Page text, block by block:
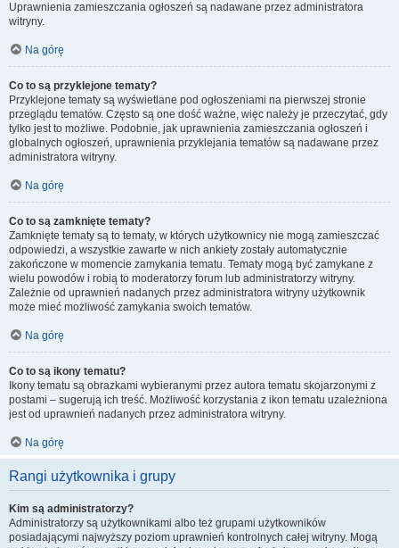
Uprawnienia zamieszczania ogłoszeń są nadawane przez administratora
witryny.
Na górę
Co to są przyklejone tematy?
Przyklejone tematy są wyświetlane pod ogłoszeniami na pierwszej stronie
przeglądu tematów. Często są one dość ważne, więc należy je przeczytać, gdy
tylko jest to możliwe. Podobnie, jak uprawnienia zamieszczania ogłoszeń i
globalnych ogłoszeń, uprawnienia przyklejania tematów są nadawane przez
administratora witryny.
Na górę
Co to są zamknięte tematy?
Zamknięte tematy są to tematy, w których użytkownicy nie mogą zamieszczać
odpowiedzi, a wszystkie zawarte w nich ankiety zostały automatycznie
zakończone w momencie zamykania tematu. Tematy mogą być zamykane z
wielu powodów i robią to moderatorzy forum lub administratorzy witryny.
Zależnie od uprawnień nadanych przez administratora witryny użytkownik
może mieć możliwość zamykania swoich tematów.
Na górę
Co to są ikony tematu?
Ikony tematu są obrazkami wybieranymi przez autora tematu skojarzonymi z
postami – sugerują ich treść. Możliwość korzystania z ikon tematu uzależniona
jest od uprawnień nadanych przez administratora witryny.
Na górę
Rangi użytkownika i grupy
Kim są administratorzy?
Administratorzy są użytkownikami albo też grupami użytkowników
posiadającymi najwyższy poziom uprawnień kontrolnych całej witryny. Mogą